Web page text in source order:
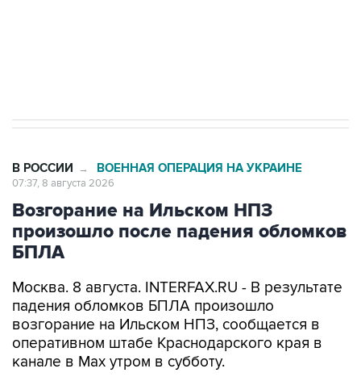
В РОССИИ → ВОЕННАЯ ОПЕРАЦИЯ НА УКРАИНЕ
07:37, 8 августа 2026
Возгорание на Ильском НПЗ
произошло после падения обломков
БПЛА
Москва. 8 августа. INTERFAX.RU - В результате
падения обломков БПЛА произошло
возгорание на Ильском НПЗ, сообщается в
оперативном штабе Краснодарского края в
канале в Max утром в субботу.